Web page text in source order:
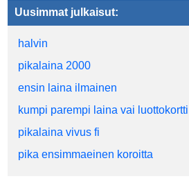
Uusimmat julkaisut:
halvin
pikalaina 2000
ensin laina ilmainen
kumpi parempi laina vai luottokortti
pikalaina vivus fi
pika ensimmaeinen koroitta